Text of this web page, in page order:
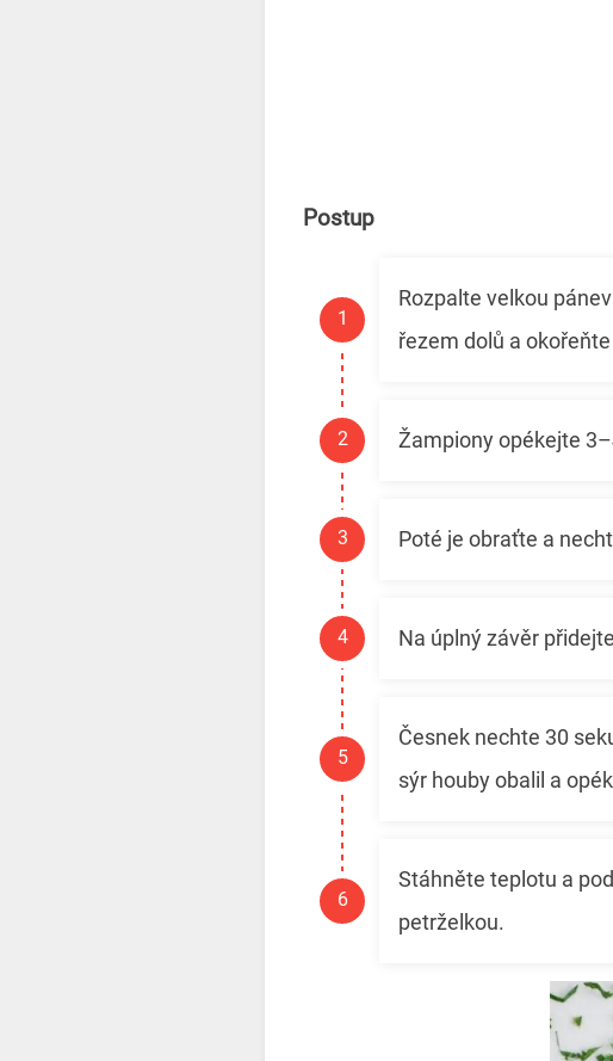
Postup
Rozpalte velkou
řezem dolů a
Žampiony opékejte
Poté je obraťte a
Na úplný závěr
Česnek nechte 30
sýr houby obalil a
Stáhněte teplotu a
petrželkou.